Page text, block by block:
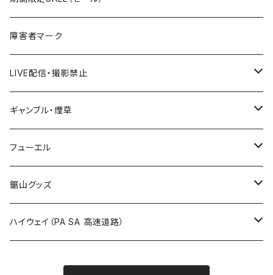
国道600～699号線
国道700～799号線
ROUTE600～699号線
ROUTE700～799号線
ROUTE 600～699号線
ROUTE 700～799号線
ROUTE 600～699号線
ROUTE 700～799号線
秋田県
Tシャツ
ステッカー
山形県
福島県
茨城県
栃木県
群馬県
障害者マーク
LIVE配信・撮影禁止
LIVE配信禁止
撮影禁止
ギャンブル・煙草
ホテルキーホルダー
たばこ・禁煙ステッカー
フューエル
ステッカー
鋸山グッズ
Tシャツ
ハイウェイ（PA SA 高速道路）